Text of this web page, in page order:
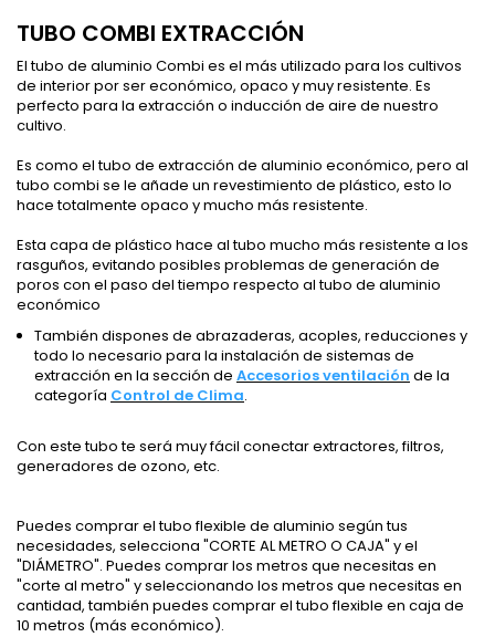
TUBO COMBI EXTRACCIÓN
El tubo de aluminio Combi es el más utilizado para los cultivos
de interior por ser económico, opaco y muy resistente. Es
perfecto para la extracción o inducción de aire de nuestro
cultivo.
Es como el tubo de extracción de aluminio económico, pero al
tubo combi se le añade un revestimiento de plástico, esto lo
hace totalmente opaco y mucho más resistente.
Esta capa de plástico hace al tubo mucho más resistente a los
rasguños, evitando posibles problemas de generación de
poros con el paso del tiempo respecto al tubo de aluminio
económico
También dispones de abrazaderas, acoples, reducciones y
todo lo necesario para la instalación de sistemas de
extracción en la sección de Accesorios ventilación de la
categoría Control de Clima.
Con este tubo te será muy fácil conectar extractores, filtros,
generadores de ozono, etc.
Puedes comprar el tubo flexible de aluminio según tus
necesidades, selecciona "CORTE AL METRO O CAJA" y el
"DIÁMETRO". Puedes comprar los metros que necesitas en
"corte al metro" y seleccionando los metros que necesitas en
cantidad, también puedes comprar el tubo flexible en caja de
10 metros (más económico).